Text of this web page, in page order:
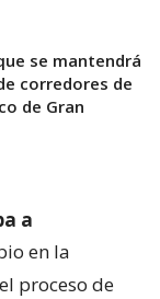
se mantendrá
corredores de
de Gran
a
en la
el proceso de